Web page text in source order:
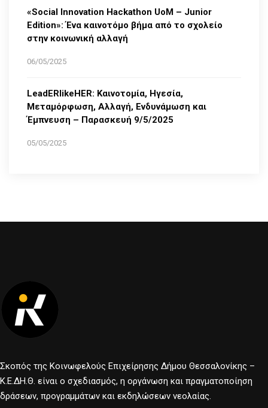
«Social Innovation Hackathon UoM – Junior
Edition»: Ένα καινοτόμο βήμα από το σχολείο
στην κοινωνική αλλαγή
06/05/2025
LeadERlikeHER: Καινοτομία, Ηγεσία,
Μεταμόρφωση, Αλλαγή, Ενδυνάμωση και
Έμπνευση – Παρασκευή 9/5/2025
05/05/2025
Σκοπός της Κοινωφελούς Επιχείρησης Δήμου Θεσσαλονίκης –
Κ.Ε.ΔΗ.Θ. είναι ο σχεδιασμός, η οργάνωση και πραγματοποίηση
δράσεων, προγραμμάτων και εκδηλώσεων νεολαίας.